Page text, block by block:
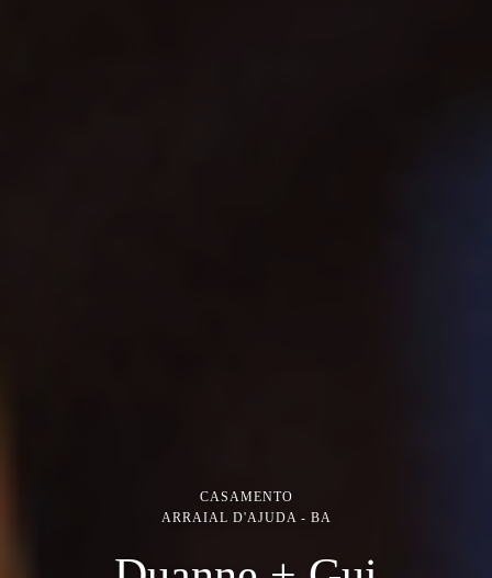
CASAMENTO
ARRAIAL D'AJUDA - BA